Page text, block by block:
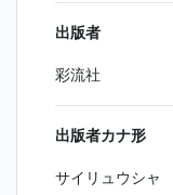
出版者
彩流社
出版者カナ形
サイリュウシャ